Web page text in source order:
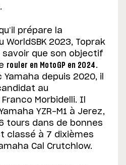
prépare la
2023, Toprak
savoir que son objectif
rouler en MotoGP en 2024.
depuis 2020, il
au
Morbidelli. Il
YZR-M1 à Jerez,
tours dans de bonnes
classé à 7 dixièmes
Cal Crutchlow.